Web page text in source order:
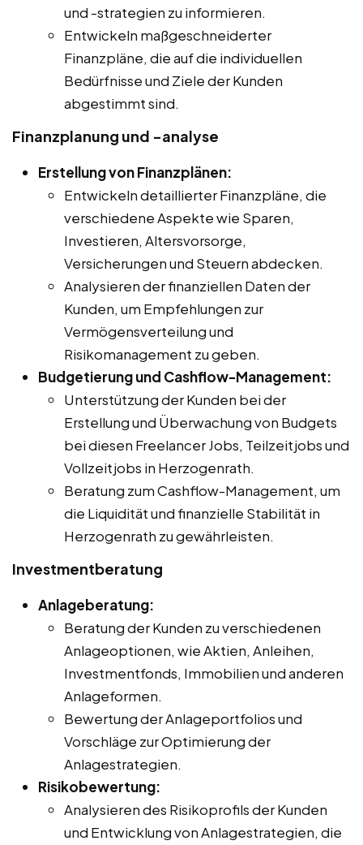
und -strategien zu informieren.
Entwickeln maßgeschneiderter
Finanzpläne, die auf die individuellen
Bedürfnisse und Ziele der Kunden
abgestimmt sind.
Finanzplanung und -analyse
Erstellung von Finanzplänen:
Entwickeln detaillierter Finanzpläne, die
verschiedene Aspekte wie Sparen,
Investieren, Altersvorsorge,
Versicherungen und Steuern abdecken.
Analysieren der finanziellen Daten der
Kunden, um Empfehlungen zur
Vermögensverteilung und
Risikomanagement zu geben.
Budgetierung und Cashflow-Management:
Unterstützung der Kunden bei der
Erstellung und Überwachung von Budgets
bei diesen Freelancer Jobs, Teilzeitjobs und
Vollzeitjobs in Herzogenrath.
Beratung zum Cashflow-Management, um
die Liquidität und finanzielle Stabilität in
Herzogenrath zu gewährleisten.
Investmentberatung
Anlageberatung:
Beratung der Kunden zu verschiedenen
Anlageoptionen, wie Aktien, Anleihen,
Investmentfonds, Immobilien und anderen
Anlageformen.
Bewertung der Anlageportfolios und
Vorschläge zur Optimierung der
Anlagestrategien.
Risikobewertung:
Analysieren des Risikoprofils der Kunden
und Entwicklung von Anlagestrategien, die